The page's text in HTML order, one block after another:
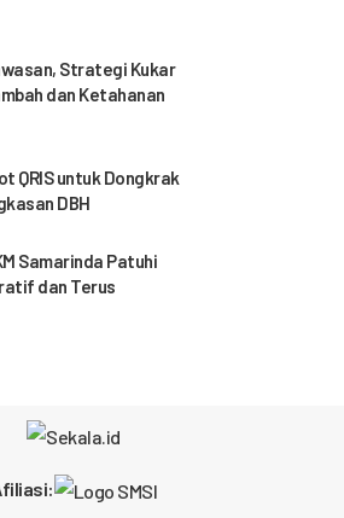
Strategi Kukar
dan Ketahanan
QRIS untuk Dongkrak
DBH
Samarinda Patuhi
dan Terus